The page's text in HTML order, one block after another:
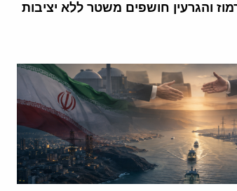
והגרעין חושפים משטר ללא יציבות